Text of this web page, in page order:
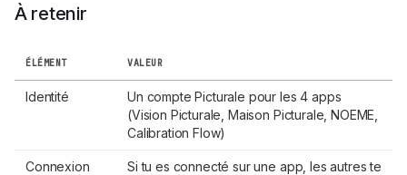
À retenir
ÉLÉMENT VALEUR
Identité
Un compte Picturale pour les 4 apps
(Vision Picturale, Maison Picturale, NOEME,
Calibration Flow)
Connexion
Si tu es connecté sur une app, les autres te